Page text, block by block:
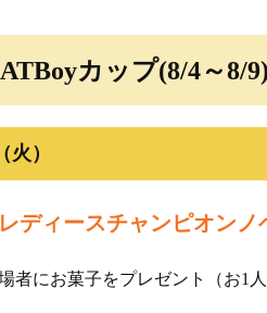
ター抽選結果・
タイムランキング
率ランキング
コース別選手成績
り手
カップ(8/4～8/9)
火）
ディースチャンピオンノ
者にお菓子をプレゼント（お1